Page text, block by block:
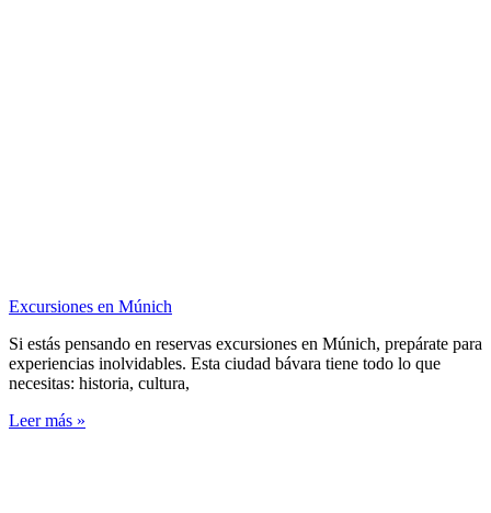
Excursiones en Múnich
Si estás pensando en reservas excursiones en Múnich, prepárate para
experiencias inolvidables. Esta ciudad bávara tiene todo lo que
necesitas: historia, cultura,
Leer más »